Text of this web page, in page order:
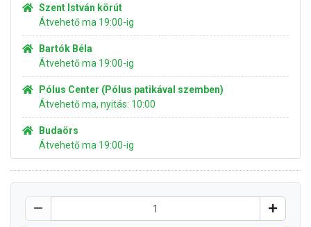
Szent István körút
Átvehető ma 19:00-ig
Bartók Béla
Átvehető ma 19:00-ig
Pólus Center (Pólus patikával szemben)
Átvehető ma, nyitás: 10:00
Budaörs
Átvehető ma 19:00-ig